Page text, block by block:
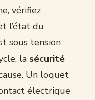
vérifiez
l’état du
sous tension
la sécurité
Un loquet
électrique